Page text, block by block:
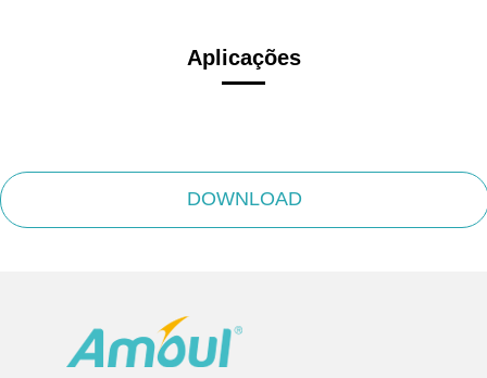
Aplicações
DOWNLOAD